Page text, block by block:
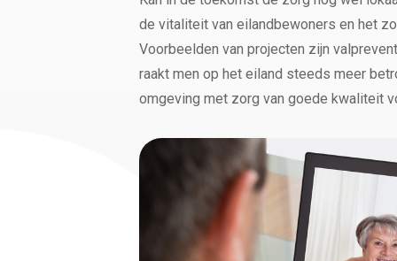
de vitaliteit van eilandbewoners en het
Voorbeelden van projecten zijn
raakt men op het eiland steeds meer
omgeving met zorg van goede kwaliteit